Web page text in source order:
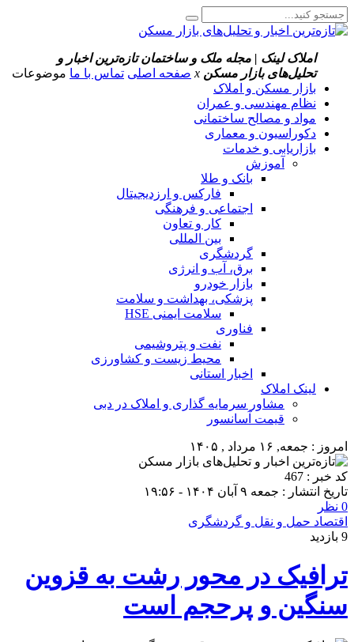
املاک لینک | مجله ملک و ساختمان تازه‌ترین اخبار و
تحلیل‌های بازار مسکن x صفحه اصلی تماس با ما موضوعات
بازار مسکن و املاک
نظام مهندسی و عمران
مواد و مصالح ساختمانی
دکوراسیون و معماری
بازاریابی و خدمات
آموزش
بانک و طلا
فارکس و ارزدیجیتال
اجتماعی و فرهنگی
کار و تعاون
بین المللی
گردشگری
برق، آب و انرژی
بازار خودرو
پزشکی، بهداشت و سلامت
سلامت ایمنی HSE
فناوری
نفت و پتروشیمی
محیط زیست و کشاورزی
اخبار استانی
لینک املاک
مشاور سرمایه گذاری و املاک در دبی
قیمت آسانسور
امروز : جمعه, ۱۶ مرداد , ۱۴۰۵
کد خبر : 467
تاریخ انتشار : جمعه ۹ آبان ۱۴۰۴ - ۱۹:۵۶
0 نظر
اقتصاد حمل و نقل و گردشگری
9 بازدید
ترافیک در محور رشت به قزوین
سنگین و پرحجم است